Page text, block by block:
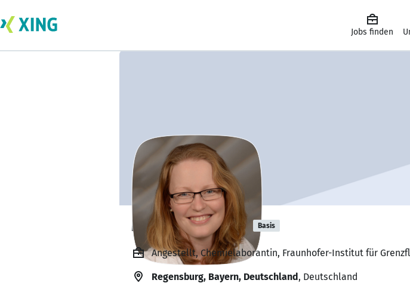
Jobs finden
Manuela Kaiser Basis
Angestellt, Chemielaborantin, Fraunhofer-Institut für
Regensburg, Bayern, Deutschland, Deutschland